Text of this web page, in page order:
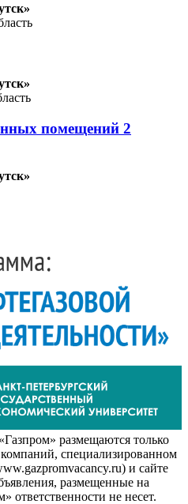
помещений 2
размещаются только
специализированном
и сайте
размещенные на
ответственности не несет.